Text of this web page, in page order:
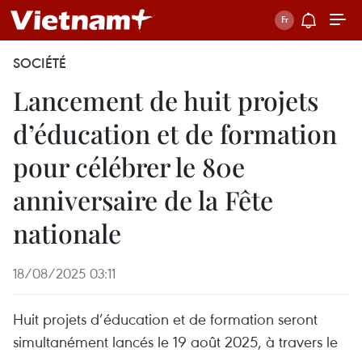
SOCIÉTÉ
Lancement de huit projets
d’éducation et de formation
pour célébrer le 80e
anniversaire de la Fête
nationale
18/08/2025 03:11
Huit projets d’éducation et de formation seront
simultanément lancés le 19 août 2025, à travers le